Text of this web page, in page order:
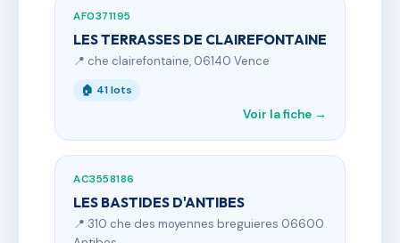
AF0371195
LES TERRASSES DE CLAIREFONTAINE
📍 che clairefontaine, 06140 Vence
🏠 41 lots
Voir la fiche →
AC3558186
LES BASTIDES D'ANTIBES
📍 310 che des moyennes breguieres 06600